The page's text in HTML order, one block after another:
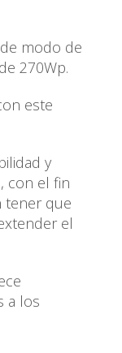
modo de
270Wp.
este
y
con el fin
tener que
el
a los